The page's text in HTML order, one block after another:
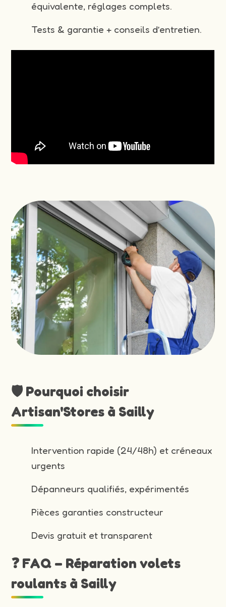
équivalente, réglages complets.
Tests & garantie + conseils d’entretien.
🛡️ Pourquoi choisir
Artisan'Stores à Sailly
Intervention rapide (24/48h) et créneaux
urgents
Dépanneurs qualifiés, expérimentés
Pièces garanties constructeur
Devis gratuit et transparent
❓ FAQ – Réparation volets
roulants à Sailly